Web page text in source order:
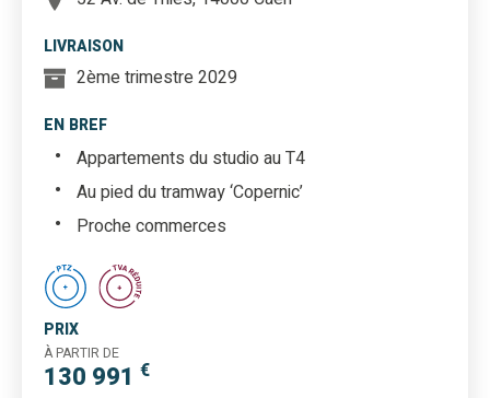
LIVRAISON
2ème trimestre 2029
EN BREF
Appartements du studio au T4
Au pied du tramway ‘Copernic’
Proche commerces
PRIX
À PARTIR DE
130 991 €